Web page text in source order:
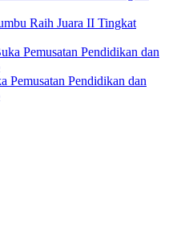
Raih Juara II Tingkat
Pemusatan Pendidikan dan